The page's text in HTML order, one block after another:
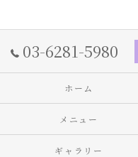
03-6281-5980
ホーム
メニュー
ギャラリー